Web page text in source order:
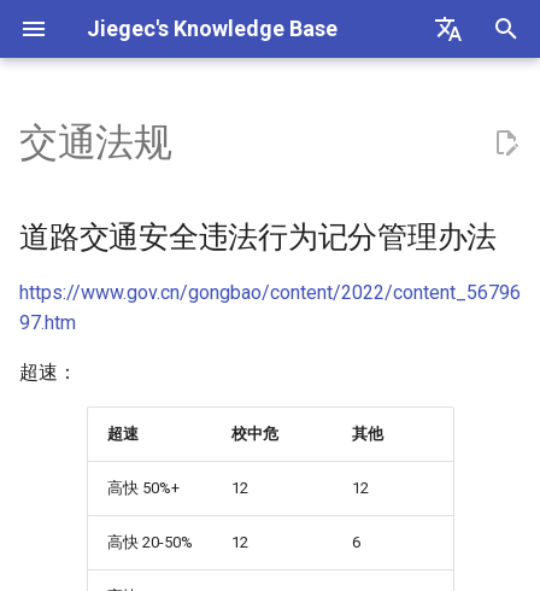
Jiegec's Knowledge Base
i
i
a
i
菠菜炒鸡蛋
炒合菜
炒芹菜
红烧冬瓜
凉拌蒸茄子
近似公约数问题
Divisor Problem）
Baby-step Giant-step 算法
LLL 格基规约算法
模逆隐藏数问题（Modular
Inverse Hidden Number
Problem）
华为昇腾 NPU
Asynchronous SRAM
总线协议
Chiplet 接口
CMOS (Complementary Metal
Oxide Semiconductor)
抽象代数
傅立叶变换
概率论
以太网
InfiniBand
STP 协议
2FA/MFA 多因素认证
ABI (Application Binary
Interface) 分析
Agentic Chat
ASan 不同选项下的行为
AWS Pricing
BIND9 Cookbook
道路交通安全违法行为记分管
中华人民共和国道路交通安全
法
法实施条例
机动车驾驶证申领和使用规定
交通法规
道路交通安全违法行为记分管理办法
https://www.gov.cn/gongbao/content/2022/content_56796
97.htm
超速：
超速 校中危 其他
高快 50%+ 12 12
高快 20-50% 12 6